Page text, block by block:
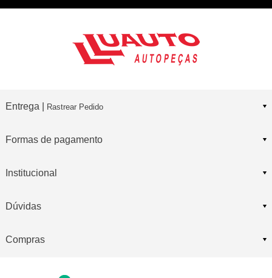
Entrega | Rastrear Pedido
Formas de pagamento
Institucional
Dúvidas
Compras